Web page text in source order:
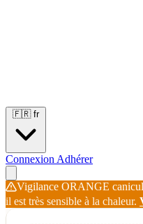
🇫🇷 fr
Connexion Adhérer
Vigilance ORANGE
il est très sensible à la chaleur.